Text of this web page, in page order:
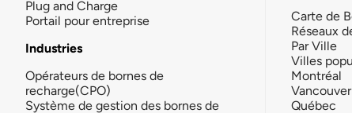
Plug and Charge
Portail pour entreprise
Industries
Opérateurs de bornes de
recharge(CPO)
Système de gestion des bornes de
Carte de
Réseaux
Par Ville
Villes
Montréal
Vancouver
Québec